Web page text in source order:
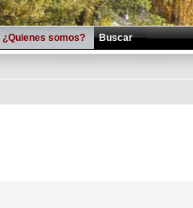
¿Quienes somos? Buscar